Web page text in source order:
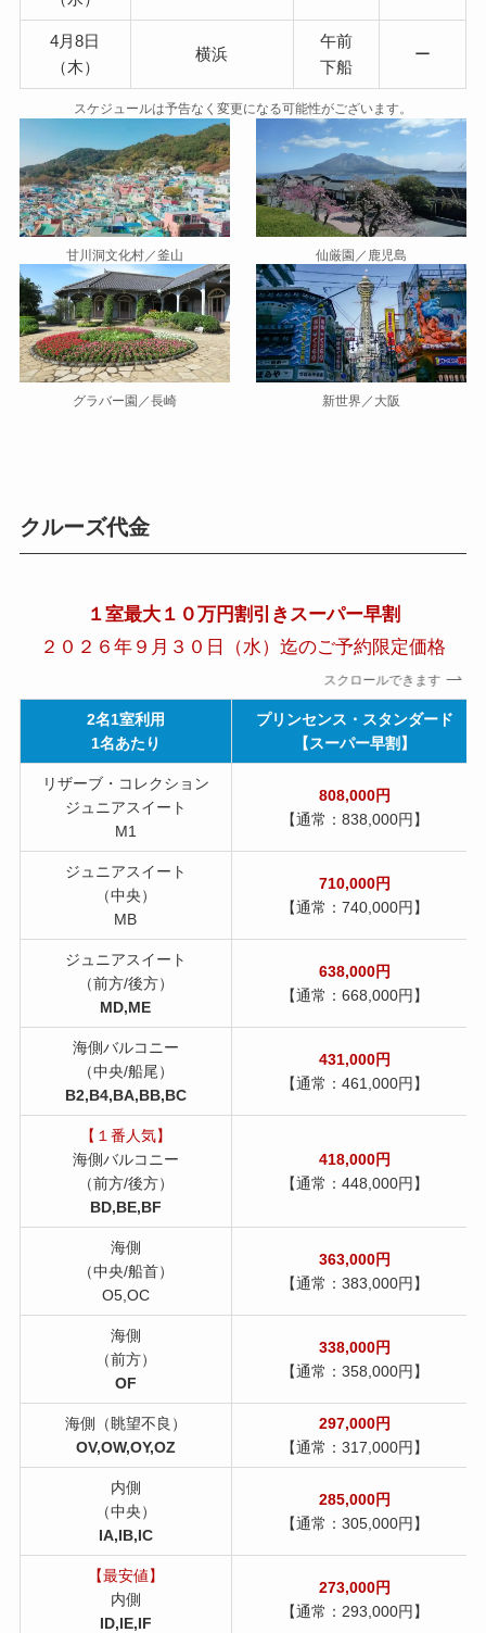
4月8日
（木）
横浜
午前
下船
ー
スケジュールは予告なく変更になる可能性がございます。
甘川洞文化村／釜山 仙厳園／鹿児島
グラバー園／長崎 新世界／大阪
クルーズ代金
１室最大１０万円割引きスーパー早割
２０２６年９月３０日（水）迄のご予約限定価格
スクロールできます
2名1室利用
1名あたり
プリンセンス・スタンダード
【スーパー早割】
リザーブ・コレクション
ジュニアスイート
M1
808,000円
【通常：838,000円】
ジュニアスイート
（中央）
MB
710,000円
【通常：740,000円】
ジュニアスイート
（前方/後方）
MD,ME
638,000円
【通常：668,000円】
海側バルコニー
（中央/船尾）
B2,B4,BA,BB,BC
431,000円
【通常：461,000円】
【１番人気】
海側バルコニー
（前方/後方）
BD,BE,BF
418,000円
【通常：448,000円】
海側
（中央/船首）
O5,OC
363,000円
【通常：383,000円】
海側
（前方）
OF
338,000円
【通常：358,000円】
海側（眺望不良）
OV,OW,OY,OZ
297,000円
【通常：317,000円】
内側
（中央）
IA,IB,IC
285,000円
【通常：305,000円】
【最安値】
内側
ID,IE,IF
273,000円
【通常：293,000円】